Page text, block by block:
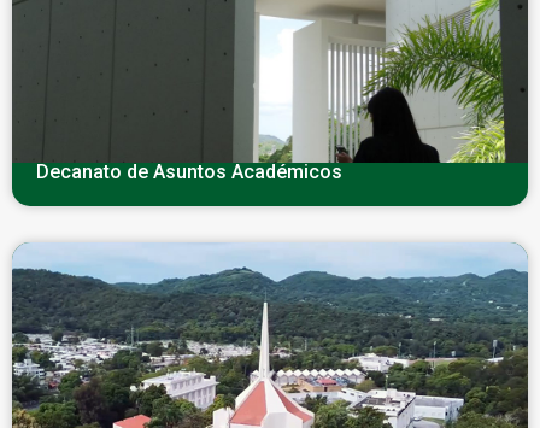
Decanato de Asuntos Académicos